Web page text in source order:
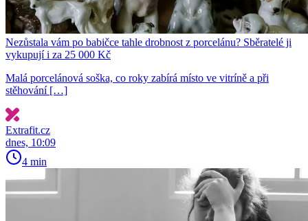
Nezůstala vám po babičce tahle drobnost z porcelánu? Sběratelé ji
vykupují i za 25 000 Kč
Malá porcelánová soška, co roky zabírá místo ve vitríně a při
stěhování […]
Extrafit.cz
dnes, 10:09
4 min